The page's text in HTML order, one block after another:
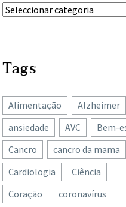
Tags
Alimentação
Alzheimer
ansiedade
AVC
Bem-
Cancro
cancro da mama
Cardiologia
Ciência
Coração
coronavírus